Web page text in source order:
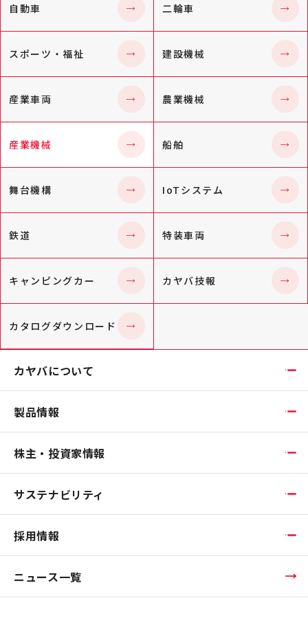
自動車 二輪車
スポーツ・福祉 建設機械
産業車両 農業機械
産業機械 船舶
舞台機構 IoTシステム
鉄道 特装車両
キャンピングカー カヤバ技報
カタログダウンロード
カヤバについて
製品情報
株主・投資家情報
サステナビリティ
採用情報
ニュース一覧